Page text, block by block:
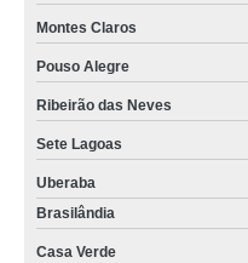
Montes Claros
Pouso Alegre
Ribeirão das Neves
Sete Lagoas
Uberaba
Brasilândia
Casa Verde